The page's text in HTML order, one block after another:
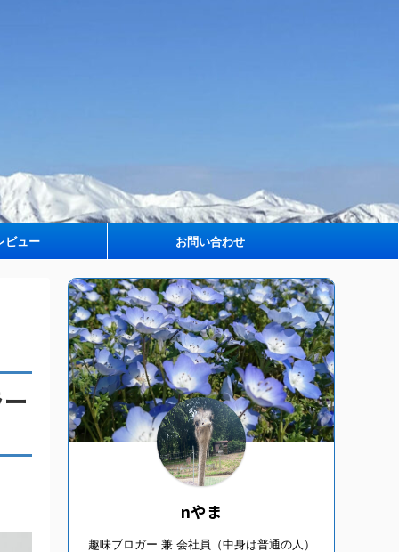
ビュー お問い合わせ
nやま
趣味ブロガー 兼 会社員（中身は普通の人）